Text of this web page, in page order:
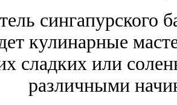
сингапурского
кулинарные
сладких или
различными